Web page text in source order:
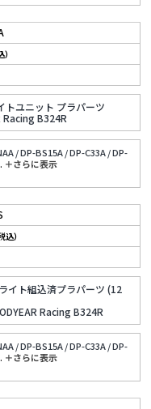
トユニット プラパーツ
B324R
/DP-BS15A /DP-C33A /DP-
＋さらに表⽰
イト組込済プラパーツ (12
Racing B324R
込）
/DP-BS15A /DP-C33A /DP-
＋さらに表⽰